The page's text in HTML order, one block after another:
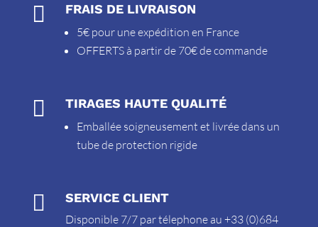
 FRAIS DE LIVRAISON
5€ pour une expédition en France
OFFERTS à partir de 70€ de commande
 TIRAGES HAUTE QUALITÉ
Emballée soigneusement et livrée dans un
tube de protection rigide
 SERVICE CLIENT
Disponible 7/7 par télephone au +33 (0)684